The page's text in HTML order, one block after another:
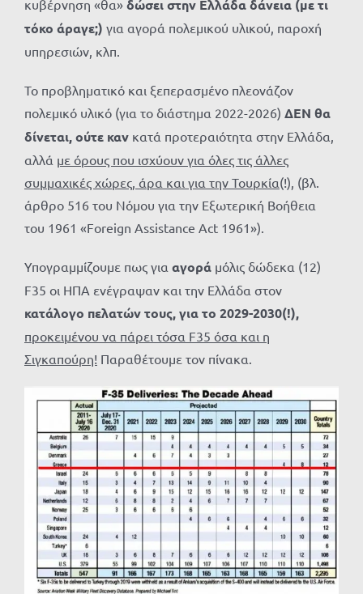
κυβέρνηση «θα» δώσει στην Ελλάδα δάνεια (με τι
τόκο άραγε;) για αγορά πολεμικού υλικού, παροχή
υπηρεσιών, κλπ.
Το προβληματικό και ξεπερασμένο πλεονάζον
πολεμικό υλικό (για το διάστημα 2022-2026) ΔΕΝ θα
δίνεται, ούτε καν κατά προτεραιότητα στην Ελλάδα,
αλλά με όρους που ισχύουν για όλες τις άλλες
συμμαχικές χώρες, άρα και για την Τουρκία(!), (βλ.
άρθρο 516 του Νόμου για την Εξωτερική Βοήθεια
του 1961 «Foreign Assistance Act 1961»).
Υπογραμμίζουμε πως για αγορά μόλις δώδεκα (12)
F35 οι ΗΠΑ ενέγραψαν και την Ελλάδα στον
κατάλογο πελατών τους,για το 2029-2030(!),
προκειμένου να πάρει τόσα F35 όσα και η
Σιγκαπούρη! Παραθέτουμε τον πίνακα.